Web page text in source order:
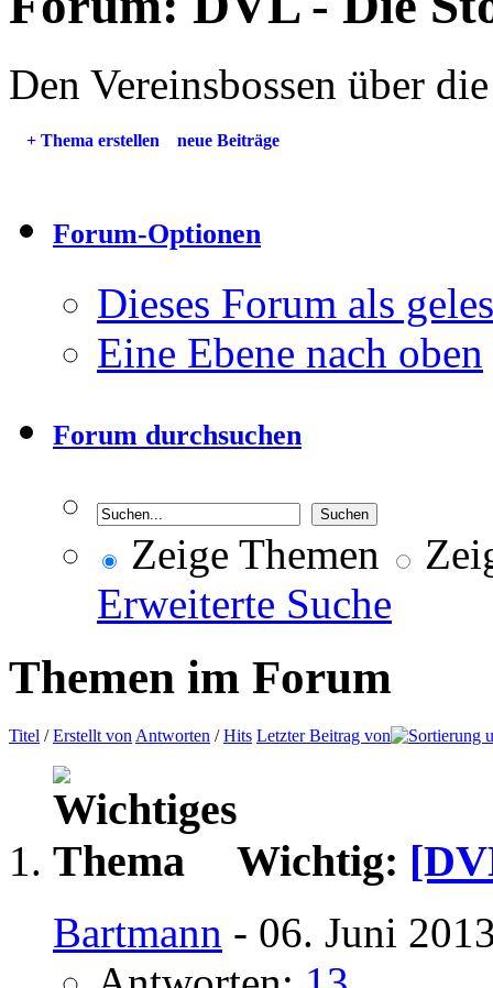
Den Vereinsbossen über
+ Thema erstellen neue Beiträge
Forum-Optionen
Dieses Forum als
Eine Ebene nach oben
Forum durchsuchen
Zeige Themen
Erweiterte Suche
Themen im Forum
Titel /Erstellt von Antworten /Hits Letzter Beitrag von
Wichtig:
Bartmann - 06. Juni